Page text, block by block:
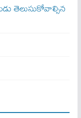
తెలుసుకోవాల్సిన